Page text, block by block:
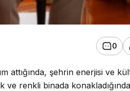
0
attığında, şehrin enerjisi ve
ve renkli binada